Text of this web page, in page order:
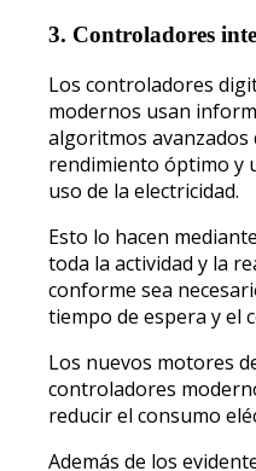
3. Controladores
Los controladores
modernos usan
algoritmos avanzados
rendimiento óptimo y
uso de la electricidad.
Esto lo hacen
toda la actividad y la
conforme sea
tiempo de espera y el
Los nuevos motores
controladores
reducir el consumo
Además de los